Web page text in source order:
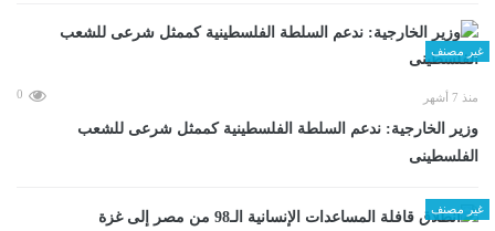
غير مصنف
منذ 7 أشهر 0
وزير الخارجية: ندعم السلطة الفلسطينية كممثل شرعى للشعب
الفلسطينى
غير مصنف